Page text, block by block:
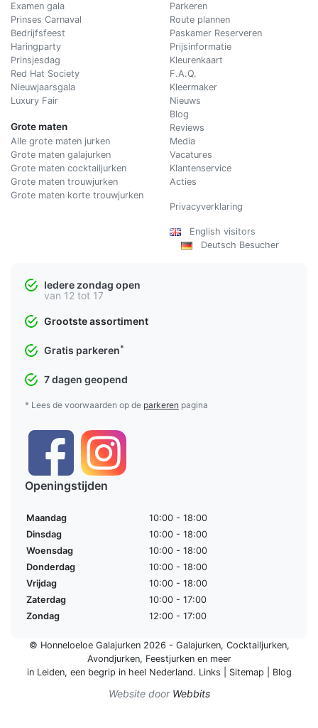
Examen gala
Prinses Carnaval
Bedrijfsfeest
Haringparty
Prinsjesdag
Red Hat Society
Nieuwjaarsgala
Luxury Fair
Grote maten
Alle grote maten jurken
Grote maten galajurken
Grote maten cocktailjurken
Grote maten trouwjurken
Grote maten korte trouwjurken
Parkeren
Route plannen
Paskamer Reserveren
Prijsinformatie
Kleurenkaart
F.A.Q.
Kleermaker
Nieuws
Blog
Reviews
Media
Vacatures
Klantenservice
Acties
Privacyverklaring
English visitors
Deutsch Besucher
Iedere zondag open
van 12 tot 17
Grootste assortiment
Gratis parkeren*
7 dagen geopend
* Lees de voorwaarden op de parkeren pagina
Openingstijden
Maandag
10:00 - 18:00
Dinsdag
10:00 - 18:00
Woensdag
10:00 - 18:00
Donderdag
10:00 - 18:00
Vrijdag
10:00 - 18:00
Zaterdag
10:00 - 17:00
Zondag
12:00 - 17:00
© Honneloeloe Galajurken 2026 - Galajurken, Cocktailjurken,
Avondjurken, Feestjurkenen meer
in Leiden, een begrip in heel Nederland. Links Sitemap Blog
Website door Webbits